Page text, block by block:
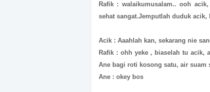
Rafik : walaikumusalam.. ooh
sehat sangat.Jemputlah duduk
Acik : Aaahlah kan, sekarang nie
Rafik : ohh yeke , biaselah tu acik,
Ane bagi roti kosong satu, air suam
Ane : okey bos